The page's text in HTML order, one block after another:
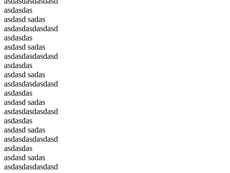
asdasdas
asdasd sadas
asdasdasdasdasd
asdasdas
asdasd sadas
asdasdasdasdasd
asdasdas
asdasd sadas
asdasdasdasdasd
asdasdas
asdasd sadas
asdasdasdasdasd
asdasdas
asdasd sadas
asdasdasdasdasd
asdasdas
asdasd sadas
asdasdasdasdasd